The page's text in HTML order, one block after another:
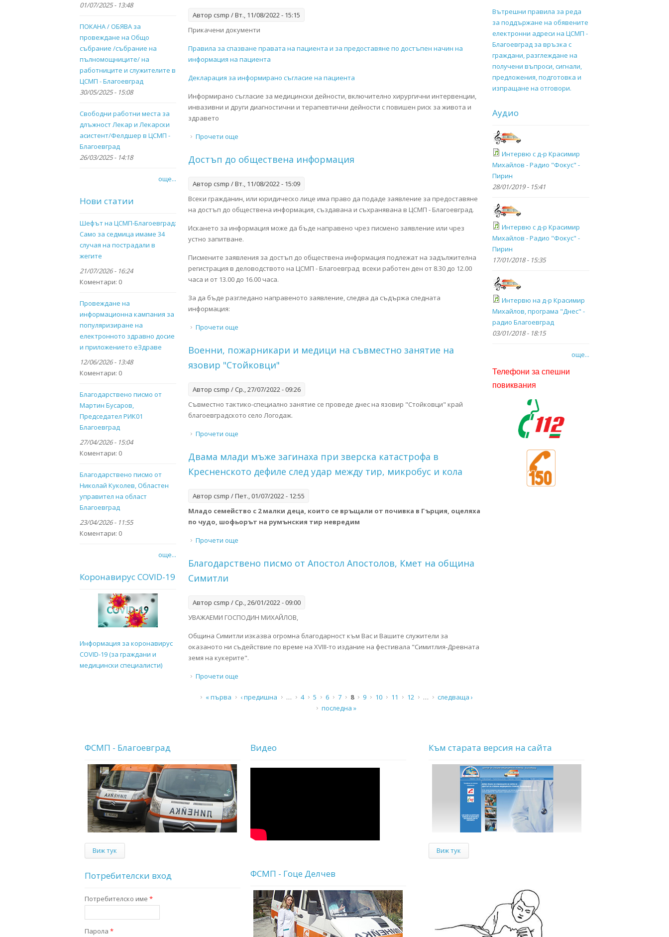
Автор csmp / Вт., 11/08/2022 - 15:15
Прикачени документи
Правила за спазване правата на пациента и за предоставяне по достъпен начин на
информация на пациента
Декларация за информирано съгласие на пациента
Информирано съгласие за медицински дейности, включително хирургични интервенции,
инвазивни и други диагностични и терапевтични дейности с повишен риск за живота и
здравето
Прочети още
Достъп до обществена информация
Автор csmp / Вт., 11/08/2022 - 15:09
Всеки гражданин, или юридическо лице има право да подаде заявление за предоставяне
на достъп до обществена информация, създавана и съхранявана в ЦСМП - Благоевград.
Искането за информация може да бъде направено чрез писмено заявление или чрез
устно запитване.
Писмените заявления за достъп до обществена информация подлежат на задължителна
регистрация в деловодството на ЦСМП - Благоевград всеки работен ден от 8.30 до 12.00
часа и от 13.00 до 16.00 часа.
За да бъде разгледано направеното заявление, следва да съдържа следната
информация:
Прочети още
Военни, пожарникари и медици на съвместно занятие на
язовир "Стойковци"
Автор csmp / Ср., 27/07/2022 - 09:26
Съвместно тактико-специално занятие се проведе днес на язовир "Стойковци" край
благоевградското село Логодаж.
Прочети още
Двама млади мъже загинаха при зверска катастрофа в
Кресненското дефиле след удар между тир, микробус и кола
Автор csmp / Пет., 01/07/2022 - 12:55
Младо семейство с 2 малки деца, които се връщали от почивка в Гърция, оцеляха
по чудо, шофьорът на румънския тир невредим
Прочети още
Благодарствено писмо от Апостол Апостолов, Кмет на община
Симитли
Автор csmp / Ср., 26/01/2022 - 09:00
УВАЖАЕМИ ГОСПОДИН МИХАЙЛОВ,
Община Симитли изказва огромна благодарност към Вас и Вашите служители за
оказаното ни съдействие по време на XVIII-то издание на фестивала "Симитлия-Древната
земя на кукерите".
Прочети още
Страници
« първа ‹ предишна … 4 5 6 7 8 9 10 11 12 …
следваща ›
последна »
01/07/2025 - 13:48
ПОКАНА / ОБЯВА за
провеждане на Общо
събрание /събрание на
пълномощниците/ на
работниците и служителите в
ЦСМП - Благоевград
30/05/2025 - 15:08
Свободни работни места за
длъжност Лекар и Лекарски
асистент/Фелдшер в ЦСМП -
Благоевград
26/03/2025 - 14:18
още...
Нови статии
Шефът на ЦСМП-Благоевград:
Само за седмица имаме 34
случая на пострадали в
жегите
21/07/2026 - 16:24
Коментари: 0
Провеждане на
информационна кампания за
популяризиране на
електронното здравно досие
и приложението eЗдраве
12/06/2026 - 13:48
Коментари: 0
Благодарствено писмо от
Мартин Бусаров,
Председател РИК01
Благоевград
27/04/2026 - 15:04
Коментари: 0
Благодарствено писмо от
Николай Куколев, Областен
управител на област
Благоевград
23/04/2026 - 11:55
Коментари: 0
още...
Коронавирус COVID-19
Информация за коронавирус
COVID-19 (за граждани и
медицински специалисти)
Вътрешни правила за реда
за поддържане на обявените
електронни адреси на ЦСМП -
Благоевград за връзка с
граждани, разглеждане на
получени въпроси, сигнали,
предложения, подготовка и
изпращане на отговори.
Аудио
Интервю с д-р Красимир
Михайлов - Радио "Фокус" -
Пирин
28/01/2019 - 15:41
Интервю с д-р Красимир
Михайлов - Радио "Фокус" -
Пирин
17/01/2018 - 15:35
Интервю на д-р Красимир
Михайлов, програма "Днес" -
радио Благоевград
03/01/2018 - 18:15
още...
Телефони за спешни
повиквания
ФСМП - Благоевград
Виж тук
Потребителски вход
Потребителско име *
Парола *
Видео
ФСМП - Гоце Делчев
Към старата версия на сайта
Виж тук